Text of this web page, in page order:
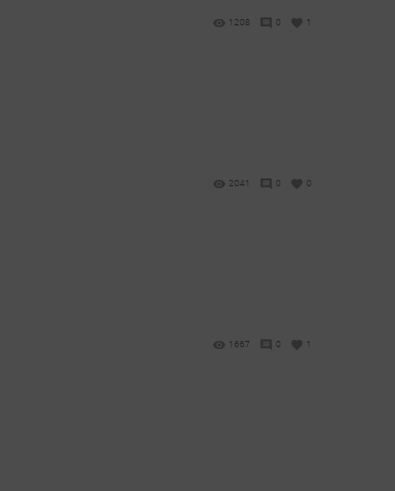
1208 0 1
2041 0 0
1667 0 1